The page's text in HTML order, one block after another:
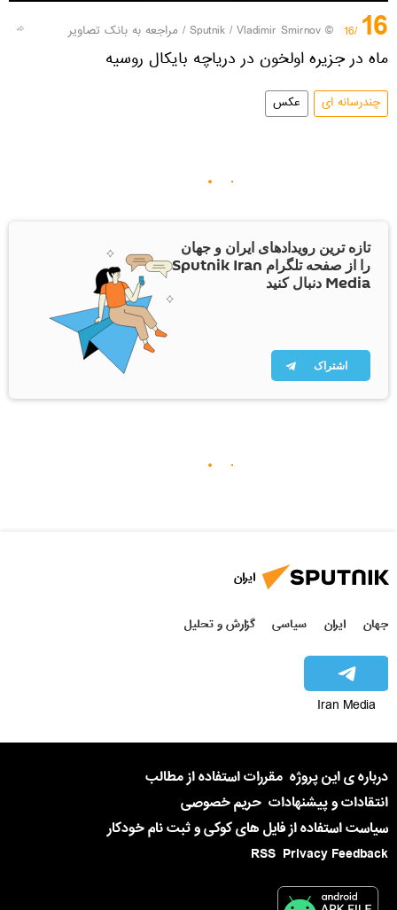
16
/16
© Sputnik / Vladimir Smirnov
/ مراجعه به بانک تصاویر
ماه در جزیره اولخون در دریاچه بایکال روسیه
چندرسانه ای عکس
تازه ترین رویدادهای ایران و جهان
را از صفحه تلگرام Sputnik Iran
Media دنبال کنید
اشتراک
ایران
جهان ایران سیاسی گزارش و تحلیل
Iran Media
درباره ی این پروژه مقررات استفاده از مطالب
انتقادات و پیشنهادات حریم خصوصی
سیاست استفاده از فایل های کوکی و ثبت نام خودکار
Privacy Feedback
RSS